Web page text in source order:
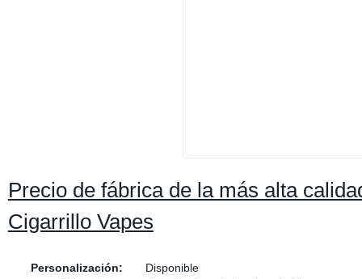
Precio de fábrica de la más alta
Cigarrillo Vapes
Personalización:
Disponible